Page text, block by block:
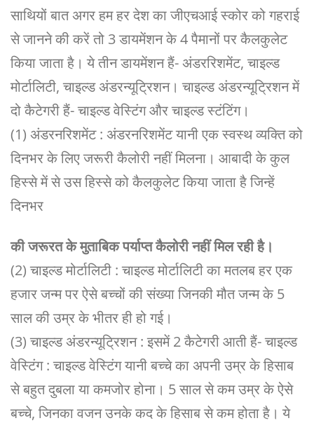
साथियों बात अगर हम हर देश का जीएचआई स्कोर को गहराई
से जानने की करें तो 3 डायमेंशन के 4 पैमानों पर कैलकुलेट
किया जाता है। ये तीन डायमेंशन हैं- अंडररिशमेंट, चाइल्ड
मोर्टालिटी, चाइल्ड अंडरन्यूट्रिशन। चाइल्ड अंडरन्यूट्रिशन में
दो कैटेगरी हैं- चाइल्ड वेस्टिंग और चाइल्ड स्टंटिंग।
(1) अंडरनरिशमेंट : अंडरनरिशमेंट यानी एक स्वस्थ व्यक्ति को
दिनभर के लिए जरूरी कैलोरी नहीं मिलना। आबादी के कुल
हिस्से में से उस हिस्से को कैलकुलेट किया जाता है जिन्हें
दिनभर
की जरूरत के मुताबिक पर्याप्त कैलोरी नहीं मिल रही है।
(2) चाइल्ड मोर्टालिटी : चाइल्ड मोर्टालिटी का मतलब हर एक
हजार जन्म पर ऐसे बच्चों की संख्या जिनकी मौत जन्म के 5
साल की उम्र के भीतर ही हो गई।
(3) चाइल्ड अंडरन्यूट्रिशन : इसमें 2 कैटेगरी आती हैं- चाइल्ड
वेस्टिंग : चाइल्ड वेस्टिंग यानी बच्चे का अपनी उम्र के हिसाब
से बहुत दुबला या कमजोर होना। 5 साल से कम उम्र के ऐसे
बच्चे, जिनका वजन उनके कद के हिसाब से कम होता है। ये